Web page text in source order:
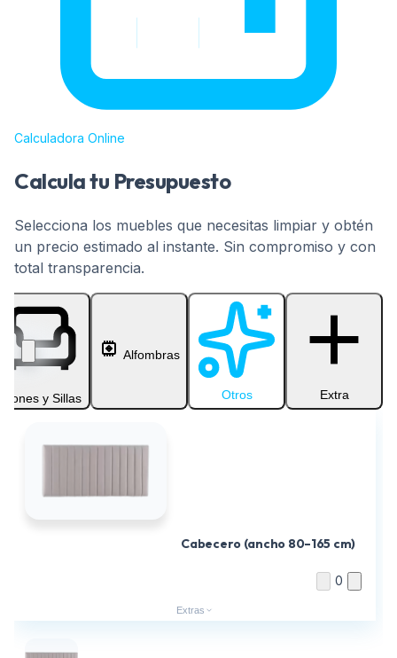
Calculadora Online
Calcula tu Presupuesto
Selecciona los muebles que necesitas limpiar y obtén
un precio estimado al instante. Sin compromiso y con
total transparencia.
y Sillas
Alfombras
Otros Extra
Cabecero (ancho 80–165 cm)
0
Extras